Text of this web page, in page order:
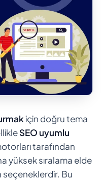
için doğru tema
SEO uyumlu
tarafından
yüksek sıralama elde
Bu